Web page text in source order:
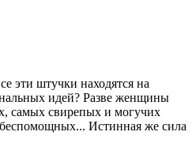
эти штучки находятся на
идей? Разве женщины
самых свирепых и могучих
беспомощных... Истинная же сила